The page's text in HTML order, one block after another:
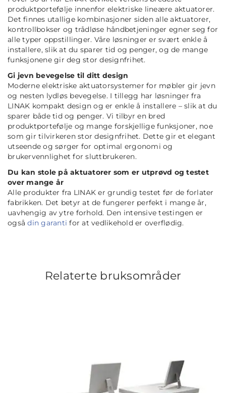
produktportefølje innenfor elektriske lineære aktuatorer.
Det finnes utallige kombinasjoner siden alle aktuatorer,
kontrollbokser og trådløse håndbetjeninger egner seg for
alle typer oppstillinger. Våre løsninger er svært enkle å
installere, slik at du sparer tid og penger, og de mange
funksjonene gir deg stor designfrihet.
Gi jevn bevegelse til ditt design
Moderne elektriske aktuatorsystemer for møbler gir jevn
og nesten lydløs bevegelse. I tillegg har løsninger fra
LINAK kompakt design og er enkle å installere – slik at du
sparer både tid og penger. Vi tilbyr en bred
produktportefølje og mange forskjellige funksjoner, noe
som gir tilvirkeren stor designfrihet. Dette gir et elegant
utseende og sørger for optimal ergonomi og
brukervennlighet for sluttbrukeren.
Du kan stole på aktuatorer som er utprøvd og testet
over mange år
Alle produkter fra LINAK er grundig testet før de forlater
fabrikken. Det betyr at de fungerer perfekt i mange år,
uavhengig av ytre forhold. Den intensive testingen er
ogsådin garanti for at vedlikehold er overflødig.
Relaterte bruksområder